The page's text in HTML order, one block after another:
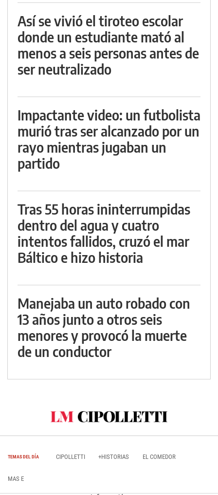
Así se vivió el tiroteo escolar
donde un estudiante mató al
menos a seis personas antes de
ser neutralizado
Impactante video: un futbolista
murió tras ser alcanzado por un
rayo mientras jugaban un
partido
Tras 55 horas ininterrumpidas
dentro del agua y cuatro
intentos fallidos, cruzó el mar
Báltico e hizo historia
Manejaba un auto robado con
13 años junto a otros seis
menores y provocó la muerte
de un conductor
TEMAS DEL DÍA CIPOLLETTI +HISTORIAS EL COMEDOR
MAS E